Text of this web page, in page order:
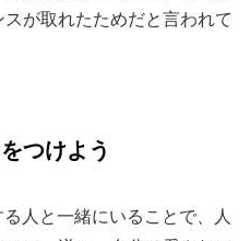
が取れたためだと言われて
つけよう
人と一緒にいることで、人